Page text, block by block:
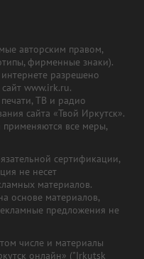
авторским правом,
фирменные знаки).
разрешено
www.irk.ru.
ТВ и радио
сайта «Твой Иркутск».
все меры,
сертификации,
не несет
материалов.
основе материалов,
предложения не
числе и материалы
онлайн» ("Irkutsk